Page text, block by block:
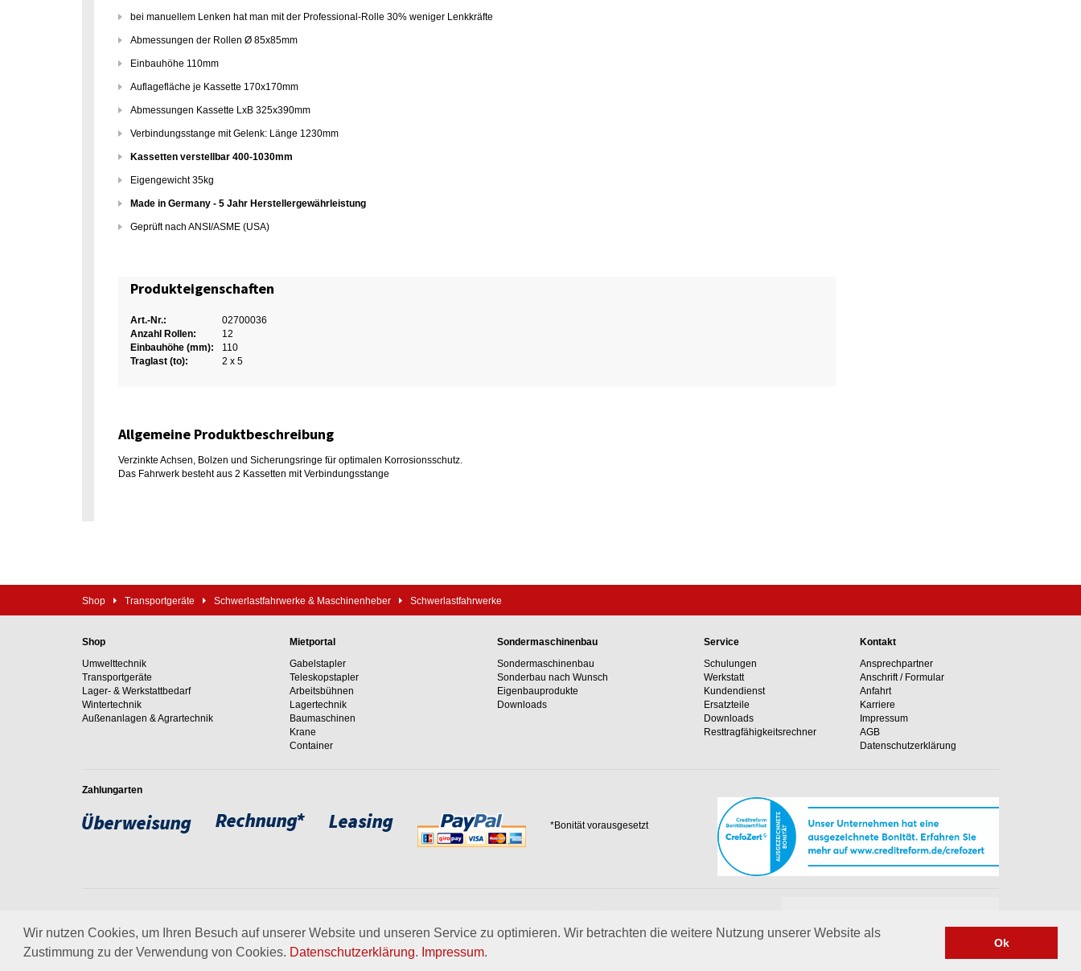
Wir nutzen Cookies, um Ihren Besuch auf unserer Website und unseren Service zu optimieren. Wir betrachten die weitere Nutzung unserer Website als
Zustimmung zu der Verwendung von Cookies. Datenschutzerklärung. Impressum.
Ok
bei manuellem Lenken hat man mit der Professional-Rolle 30% weniger Lenkkräfte
Abmessungen der Rollen Ø 85x85mm
Einbauhöhe 110mm
Auflagefläche je Kassette 170x170mm
Abmessungen Kassette LxB 325x390mm
Verbindungsstange mit Gelenk: Länge 1230mm
Kassetten verstellbar 400-1030mm
Eigengewicht 35kg
Made in Germany - 5 Jahr Herstellergewährleistung
Geprüft nach ANSI/ASME (USA)
Produkteigenschaften
Art.-Nr.:
02700036
Anzahl Rollen:
12
Einbauhöhe (mm):
110
Traglast (to):
2 x 5
Allgemeine Produktbeschreibung
Verzinkte Achsen, Bolzen und Sicherungsringe für optimalen Korrosionsschutz.
Das Fahrwerk besteht aus 2 Kassetten mit Verbindungsstange
Shop Transportgeräte Schwerlastfahrwerke & Maschinenheber Schwerlastfahrwerke
Shop
Umwelttechnik
Transportgeräte
Lager- & Werkstattbedarf
Wintertechnik
Außenanlagen & Agrartechnik
Mietportal
Gabelstapler
Teleskopstapler
Arbeitsbühnen
Lagertechnik
Baumaschinen
Krane
Container
Sondermaschinenbau
Sondermaschinenbau
Sonderbau nach Wunsch
Eigenbauprodukte
Downloads
Service
Schulungen
Werkstatt
Kundendienst
Ersatzteile
Downloads
Resttragfähig­keits­rechner
Kontakt
Ansprechpartner
Anschrift / Formular
Anfahrt
Karriere
Impressum
AGB
Datenschutzerklärung
Zahlungarten
*Bonität vorausgesetzt
Weltweit setzen wir unsere Erfahrungswerte und unser Streben nach innovativen Lösungen in unvergleichliche Anlagen
um. Erfahren Sie mehr über uns. mehr über Wagner +49 02364 50499-0